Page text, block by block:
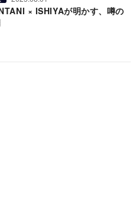
× ISHIYAが明かす、噂の